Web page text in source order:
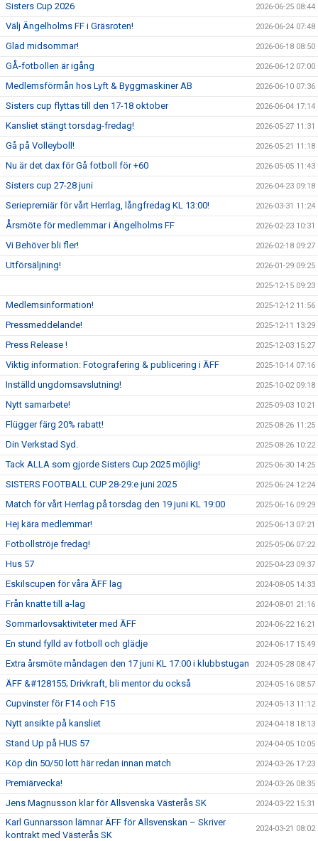
Sisters Cup 2026 2026-06-25 08:44
Välj Ängelholms FF i Gräsroten! 2026-06-24 07:48
Glad midsommar! 2026-06-18 08:50
GÅ-fotbollen är igång 2026-06-12 07:00
Medlemsförmån hos Lyft & Byggmaskiner AB 2026-06-10 07:36
Sisters cup flyttas till den 17-18 oktober 2026-06-04 17:14
Kansliet stängt torsdag-fredag! 2026-05-27 11:31
Gå på Volleyboll! 2026-05-21 11:18
Nu är det dax för Gå fotboll för +60 2026-05-05 11:43
Sisters cup 27-28 juni 2026-04-23 09:18
Seriepremiär för vårt Herrlag, långfredag KL 13:00! 2026-03-31 11:24
Årsmöte för medlemmar i Ängelholms FF 2026-02-23 10:31
Vi Behöver bli fler! 2026-02-18 09:27
Utförsäljning! 2026-01-29 09:25
2025-12-15 09:23
Medlemsinformation! 2025-12-12 11:56
Pressmeddelande! 2025-12-11 13:29
Press Release ! 2025-12-03 15:27
Viktig information: Fotografering & publicering i ÄFF 2025-10-14 07:16
Inställd ungdomsavslutning! 2025-10-02 09:18
Nytt samarbete! 2025-09-03 10:21
Flügger färg 20% rabatt! 2025-08-26 11:25
Din Verkstad Syd. 2025-08-26 10:22
Tack ALLA som gjorde Sisters Cup 2025 möjlig! 2025-06-30 14:25
SISTERS FOOTBALL CUP 28-29:e juni 2025 2025-06-24 12:24
Match för vårt Herrlag på torsdag den 19 juni KL 19:00 2025-06-16 09:29
Hej kära medlemmar! 2025-06-13 07:21
Fotbollströje fredag! 2025-05-06 07:22
Hus 57 2025-04-23 09:37
Eskilscupen för våra ÄFF lag 2024-08-05 14:33
Från knatte till a-lag 2024-08-01 21:16
Sommarlovsaktiviteter med ÄFF 2024-06-22 16:21
En stund fylld av fotboll och glädje 2024-06-17 15:49
Extra årsmöte måndagen den 17 juni KL 17:00 i klubbstugan 2024-05-28 08:47
ÄFF &#128155; Drivkraft, bli mentor du också 2024-05-16 08:57
Cupvinster för F14 och F15 2024-05-13 11:12
Nytt ansikte på kansliet 2024-04-18 18:13
Stand Up på HUS 57 2024-04-05 10:05
Köp din 50/50 lott här redan innan match 2024-03-26 17:23
Premiärvecka! 2024-03-26 08:35
Jens Magnusson klar för Allsvenska Västerås SK 2024-03-22 15:31
Karl Gunnarsson lämnar ÄFF för Allsvenskan – Skriver
kontrakt med Västerås SK
2024-03-21 08:02